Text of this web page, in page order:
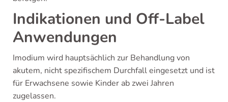
Indikationen und Off-Label
Anwendungen
Imodium wird hauptsächlich zur Behandlung von
akutem, nicht spezifischem Durchfall eingesetzt und ist
für Erwachsene sowie Kinder ab zwei Jahren
zugelassen.